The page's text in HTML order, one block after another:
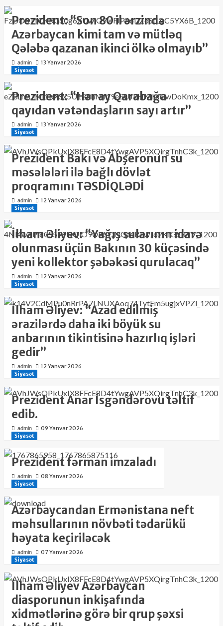
Prezident: “Son 80 il ərzində
Azərbaycan kimi tam və mütləq
Qələbə qazanan ikinci ölkə olmayıb”
admin
13 Yanvar 2026
Siyasət
Prezident: “Hər ay Qarabağa
qayıdan vətəndaşların sayı artır”
admin
13 Yanvar 2026
Siyasət
Prezident Bakı və Abşeronun su
məsələləri ilə bağlı dövlət
proqramını TƏSDİQLƏDİ
admin
12 Yanvar 2026
Siyasət
İlham Əliyev: “Yağış sularının idarə
olunması üçün Bakının 30 küçəsində
yeni kollektor şəbəkəsi qurulacaq”
admin
12 Yanvar 2026
Siyasət
İlham Əliyev: “Azad edilmiş
ərazilərdə daha iki böyük su
anbarının tikintisinə hazırlıq işləri
gedir”
admin
12 Yanvar 2026
Siyasət
Prezident Anar İsgəndərovu təltif
edib.
admin
09 Yanvar 2026
Siyasət
Prezident fərman imzaladı
admin
08 Yanvar 2026
Siyasət
Azərbaycandan Ermənistana neft
məhsullarının növbəti tədarükü
həyata keçiriləcək
admin
07 Yanvar 2026
Siyasət
İlham Əliyev Azərbaycan
diasporunun inkişafında
xidmətlərinə görə bir qrup şəxsi